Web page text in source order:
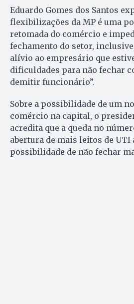
Eduardo Gomes dos Santos
flexibilizações da MP é uma
retomada do comércio e
fechamento do setor,
alívio ao empresário que
dificuldades para não fechar
demitir funcionário”.
Sobre a possibilidade de um
comércio na capital, o
acredita que a queda no
abertura de mais leitos de
possibilidade de não fechar